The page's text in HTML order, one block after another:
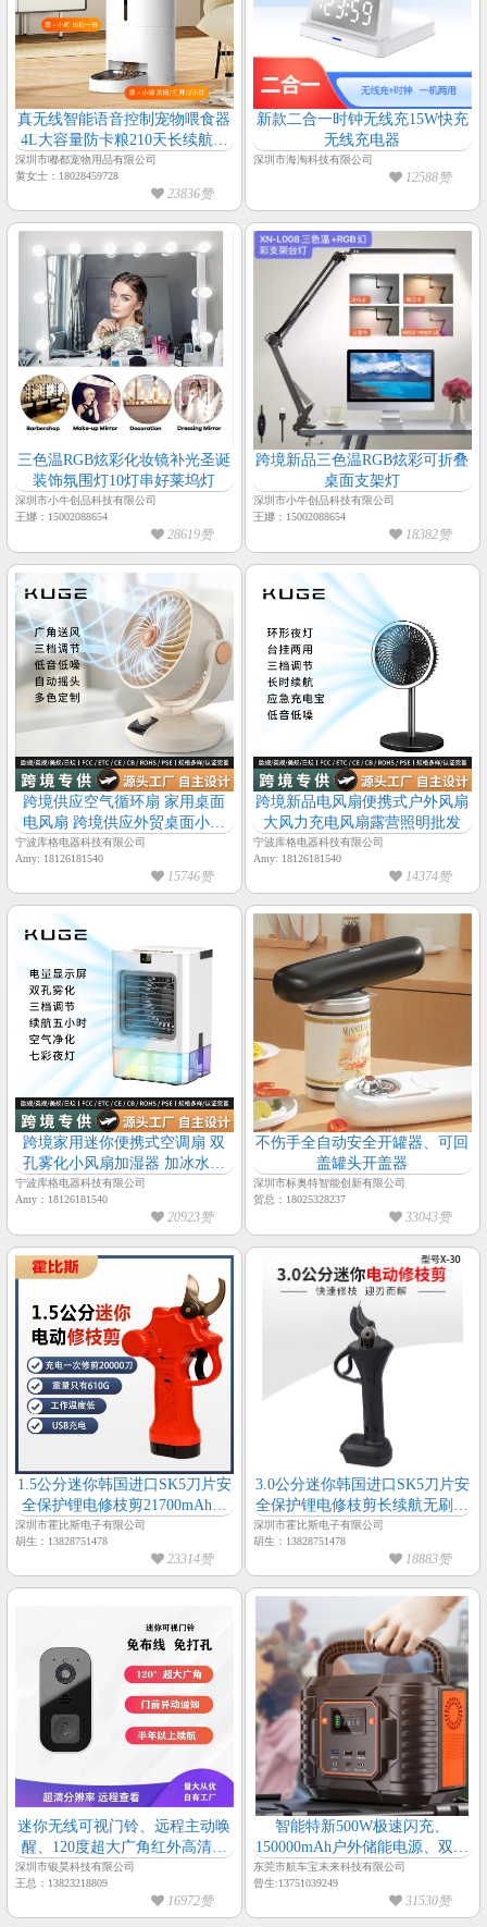
真无线智能语音控制宠物喂食器
4L大容量防卡粮210天长续航喂
食器
深圳市嘟都宠物用品有限公司
黄女士：18028459728
23836赞
新款二合一时钟无线充15W快充
无线充电器
深圳市海淘科技有限公司
12588赞
三色温RGB炫彩化妆镜补光圣诞
装饰氛围灯10灯串好莱坞灯
深圳市小牛创品科技有限公司
王娜：15002088654
28619赞
跨境新品三色温RGB炫彩可折叠
桌面支架灯
深圳市小牛创品科技有限公司
王娜：15002088654
18382赞
跨境供应空气循环扇 家用桌面
电风扇 跨境供应外贸桌面小型
台扇
宁波库格电器科技有限公司
Amy: 18126181540
15746赞
跨境新品电风扇便携式户外风扇
大风力充电风扇露营照明批发
宁波库格电器科技有限公司
Amy: 18126181540
14374赞
跨境家用迷你便携式空调扇 双
孔雾化小风扇加湿器 加冰水冷
冷风机
宁波库格电器科技有限公司
Amy：18126181540
20923赞
不伤手全自动安全开罐器、可回
盖罐头开盖器
深圳市标奥特智能创新有限公司
贺总：18025328237
33043赞
1.5公分迷你韩国进口SK5刀片安
全保护锂电修枝剪21700mAh大
容量16H长续航无刷电动修枝剪
深圳市霍比斯电子有限公司
胡生：13828751478
23314赞
3.0公分迷你韩国进口SK5刀片安
全保护锂电修枝剪长续航无刷电
动修枝剪
深圳市霍比斯电子有限公司
胡生：13828751478
18883赞
迷你无线可视门铃、远程主动唤
醒、120度超大广角红外高清夜
视超清分辨率、免布线半年超长
深圳市银昊科技有限公司
王总：13823218809
16972赞
智能特新500W极速闪充、
150000mAh户外储能电源、双向
充电多重保护边充边放带LED灯
移动电源
东莞市航车宝末来科技有限公司
曾生:13751039249
31530赞